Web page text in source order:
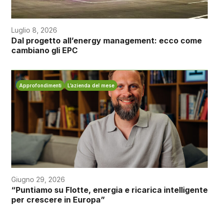
Luglio 8, 2026
Dal progetto all’energy management: ecco come
cambiano gli EPC
Approfondimenti L’azienda del mese
Giugno 29, 2026
“Puntiamo su Flotte, energia e ricarica intelligente
per crescere in Europa”